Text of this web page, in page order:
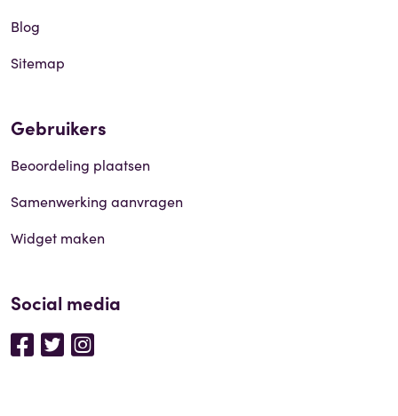
Blog
Sitemap
Gebruikers
Beoordeling plaatsen
Samenwerking aanvragen
Widget maken
Social media